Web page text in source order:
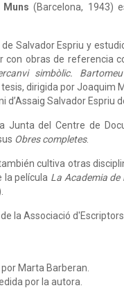
(Barcelona, 1943)
de Salvador Espriu y
con obras de referencia
simbòlic.
dirigida por Joaquim
d’Assaig Salvador Espriu
Junta del Centre de
Obres completes.
cultiva otras
la película La Academia
la Associació
Marta Barberan.
por la autora.